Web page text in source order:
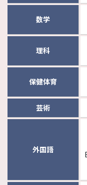
数学
理科
保健体育
芸術
外国語